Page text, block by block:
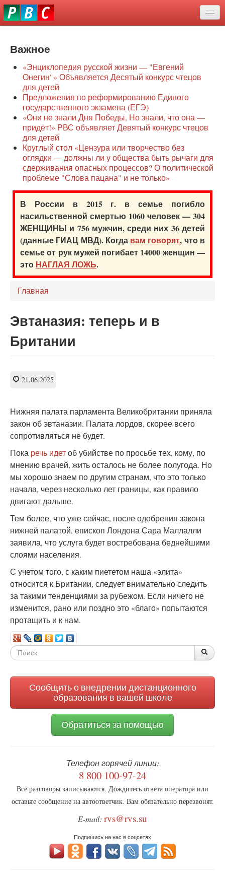
Перейти
к
О нас
Защита семей
Образование
Наше сопротивление
Регионы
Видео
Важное
«Энциклопедия русской жизни — "Евгений
Онегин"» Объявляется Десятый конкурс чтецов
для детей
Предложения по реформированию Единого
государственного экзамена (ЕГЭ)
«Они не знали Дня Победы, Но знали, что она —
придёт!» РВС объявляет Девятый конкурс чтецов
для детей
Круглый стол «Цензура или творчество без
оглядки — должны ли у общества быть рычаги для
сдерживания опасных процессов? О политической
проблеме "Слова пацана" и не только»
В России в 2015 г. в семье погибло
насильственной смертью 1060 человек — 304
ЖЕНЩИНЫ и 756 мужчин, среди них 36 детей
(данные ГИАЦ МВД). Когда вам говорят, что в
семье от рук мужей погибает 14000 женщин —
это НАГЛАЯ ЛОЖЬ.
Главная
Эвтаназия: теперь и в
Британии
21.06.2025
Нижняя палата парламента Великобритании приняла
закон об эвтаназии. Палата лордов, скорее всего
сопротивляться не будет.
Пока речь идетоб убийстве по просьбе тех, кому, по
мнению врачей, жить осталось не более полугода. Но
мы хорошо знаем по другим странам, что это только
начала, через несколько лет границы, как правило
двигают дальше.
Тем более, что уже сейчас, после одобрения закона
нижней палатой, епископ Лондона Сара Маллалли
заявила, что услуга будет востребована беднейшими
слоями населения.
С учетом того, с каким пиететом наша «элита»
относится к Британии, следует внимательно следить
за такими тенденциями за рубежом. Если ничего не
изменится, рано или поздно это «благо» попытаются
протащить и к нам.
Форма
Сообщить о внедрении дистанционного
образования в вашей школе
Обратиться за помощью
Телефон горячей линии:
8 800 100-97-24
Все разговоры записываются. Дождитесь ответа оператора или
оставьте сообщение на автоответчик. Вам обязательно перезвонят.
E-mail: rvs@rvs.su
Подпишись на нас в соцсетях